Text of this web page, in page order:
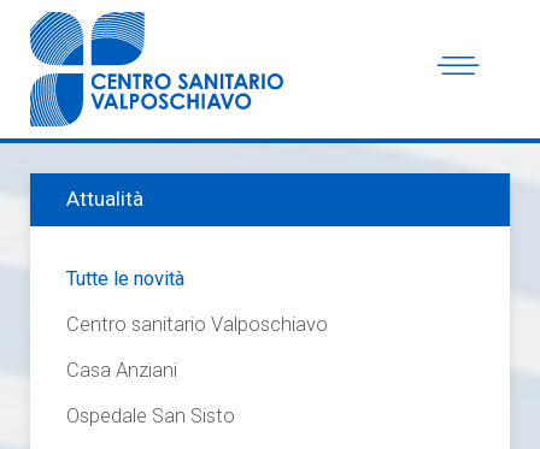
Attualità
Tutte le novità
Centro sanitario Valposchiavo
Casa Anziani
Ospedale San Sisto